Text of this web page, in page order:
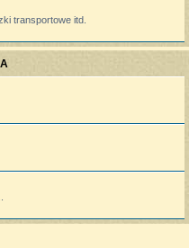
transportowe itd.